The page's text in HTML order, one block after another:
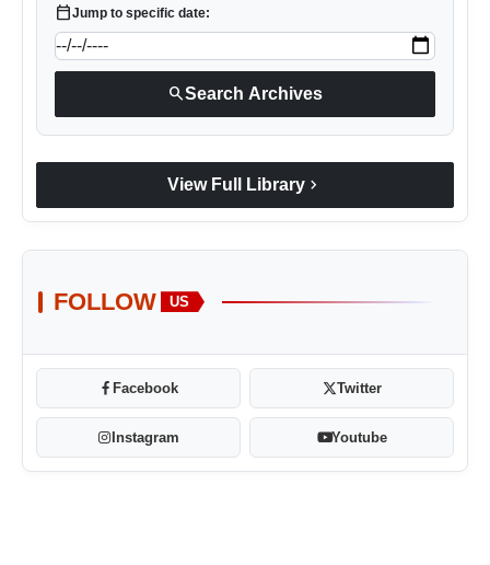
calendar_todayJump to specific date:
searchSearch Archives
View Full Library chevron_right
FOLLOW US
Facebook Twitter
Instagram Youtube